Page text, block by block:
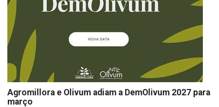
Agromillora e Olivum adiam a DemOlivum 2027 para
março